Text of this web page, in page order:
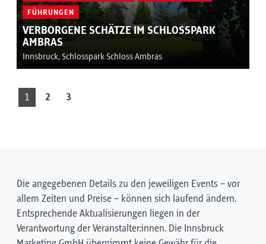
FÜHRUNGEN
VERBORGENE SCHÄTZE IM SCHLOSSPARK
AMBRAS
Innsbruck, Schlosspark Schloss Ambras
1 2 3
Die angegebenen Details zu den jeweiligen Events – vor
allem Zeiten und Preise – können sich laufend ändern.
Entsprechende Aktualisierungen liegen in der
Verantwortung der Veranstalter:innen. Die Innsbruck